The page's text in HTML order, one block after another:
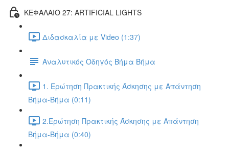
ΚΕΦΑΛΑΙΟ 27: ARTIFICIAL LIGHTS
Διδασκαλία με Video (1:37)
Αναλυτικός Οδηγός Βήμα Βήμα
1. Ερώτηση Πρακτικής Άσκησης με Απάντηση
Βήμα-Βήμα (0:11)
2.Ερώτηση Πρακτικής Άσκησης με Απάντηση
Βήμα-Βήμα (0:40)